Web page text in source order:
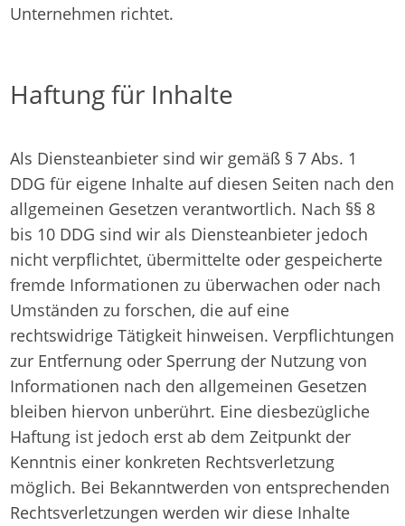
Unternehmen richtet.
Haftung für Inhalte
Als Diensteanbieter sind wir gemäß § 7 Abs. 1
DDG für eigene Inhalte auf diesen Seiten nach den
allgemeinen Gesetzen verantwortlich. Nach §§ 8
bis 10 DDG sind wir als Diensteanbieter jedoch
nicht verpflichtet, übermittelte oder gespeicherte
fremde Informationen zu überwachen oder nach
Umständen zu forschen, die auf eine
rechtswidrige Tätigkeit hinweisen. Verpflichtungen
zur Entfernung oder Sperrung der Nutzung von
Informationen nach den allgemeinen Gesetzen
bleiben hiervon unberührt. Eine diesbezügliche
Haftung ist jedoch erst ab dem Zeitpunkt der
Kenntnis einer konkreten Rechtsverletzung
möglich. Bei Bekanntwerden von entsprechenden
Rechtsverletzungen werden wir diese Inhalte